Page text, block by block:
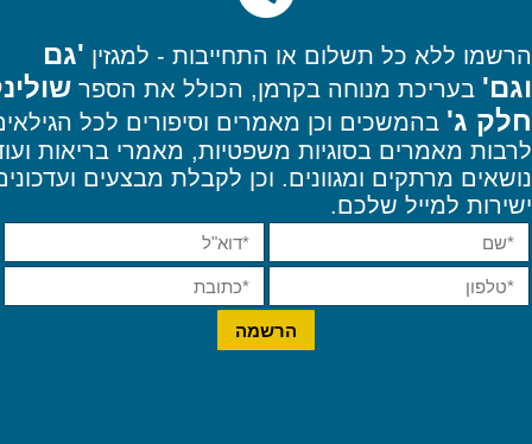
הרשמו ללא כל תשלום או התחייבות - למגזין 'גם
וגם' בעריכת מנוחה בקרמן, הכולל את הספר
חלק ג' בהמשכים וכן מאמרים וסיפורים לכל
לרבות מאמרים בסוגיות משפטיות, מאמרי בריאות
נושאים מרתקים ומגוונים. וכן לקבלת מבצעים
ישירות למייל שלכם.